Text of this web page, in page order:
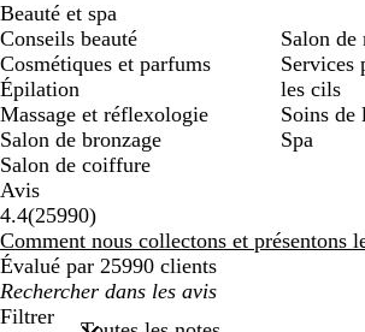
Beauté et spa
Conseils beauté
Cosmétiques et parfums
Épilation
Massage et réflexologie
Salon de bronzage
Salon de coiffure
Salon de
Services
les cils
Soins de
Spa
Avis
4.4(2599025990
avis
)
Comment nous collectons et présentons
Évalué par 25990 clients
Mes
recherches
Filtrer